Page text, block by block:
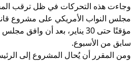
وجاءت هذه التحركات في ظل ترقب
مجلس النواب الأمريكي على مشروع
مؤقتًا حتى 30 يناير، بعد أن
سابق من الأسبوع.
ومن المقرر أن يُحال المشروع إلى